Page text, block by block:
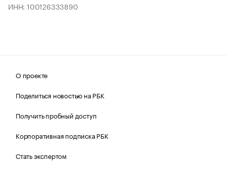
ИНН: 100126333890
О проекте
Поделиться новостью на РБК
Получить пробный доступ
Корпоративная подписка РБК
Стать экспертом